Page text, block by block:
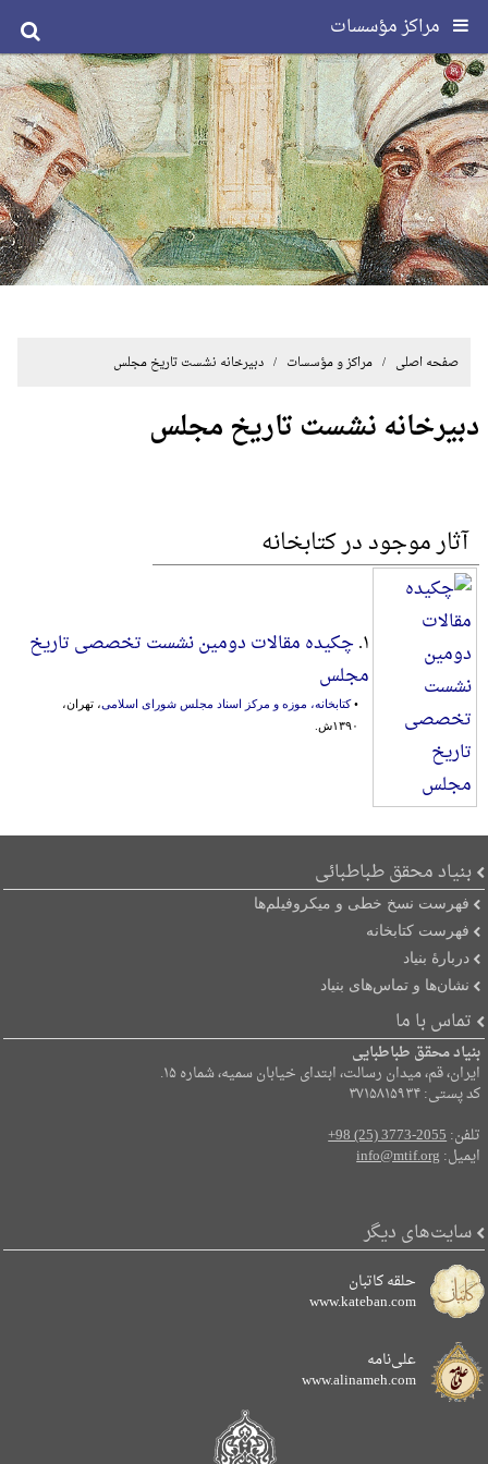
مراکز مؤسسات
صفحه اصلی / مراکز و مؤسسات / دبیرخانه نشست تاریخ مجلس
دبیرخانه نشست تاریخ مجلس
آثار موجود در کتابخانه
۱. چکیده مقالات دومین نشست تخصصی تاریخ
مجلس
•کتابخانه، موزه و مرکز اسناد مجلس شورای اسلامی، تهران،
۱۳۹۰ش.
بنیاد محقق طباطبائی
فهرست نسخ خطی و میکروفیلم‌ها
فهرست کتابخانه
دربارۀ بنیاد
نشان‌ها و تماس‌های بنیاد
تماس با ما
بنیاد محقق طباطبایی
ایران، قم، میدان رسالت، ابتدای خیابان سمیه، شماره ۱۵.
کد پستی: ۳۷۱۵۸۱۵۹۳۴
تلفن:+98 (25) 3773-2055
ایمیل:info@mtif.org
سایت‌های دیگر
حلقه کاتبان
www.kateban.com
علی‌نامه
www.alinameh.com